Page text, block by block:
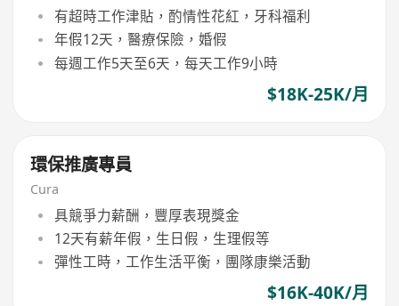
有超時工作津貼，酌情性花紅，牙科福利
年假12天，醫療保險，婚假
每週工作5天至6天，每天工作9小時
$18K-25K/月
環保推廣專員
Cura
具競爭力薪酬，豐厚表現獎金
12天有薪年假，生日假，生理假等
彈性工時，工作生活平衡，團隊康樂活動
$16K-40K/月